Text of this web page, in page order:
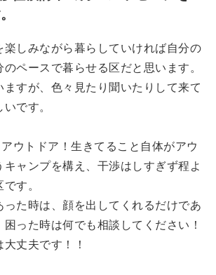
楽しみながら暮らしていければ自分の
ペースで暮らせる区だと思います。
ますが、色々見たり聞いたりして来て
です。
ウトドア！生きてること自体がアウ
キャンプを構え、干渉はしすぎず程よ
す。
った時は、顔を出してくれるだけであ
困った時は何でも相談してください！
丈夫です！！